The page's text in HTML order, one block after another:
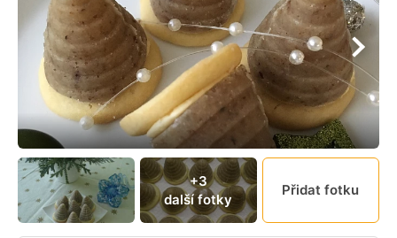
+3
další fotky
Přidat fotku